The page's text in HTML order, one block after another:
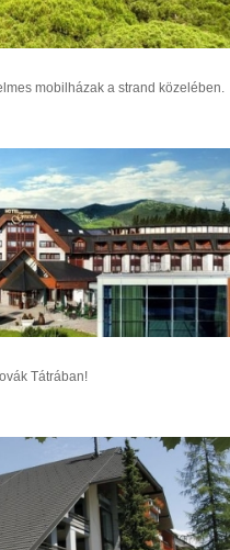
mobilházak a strand közelében.
Tátrában!